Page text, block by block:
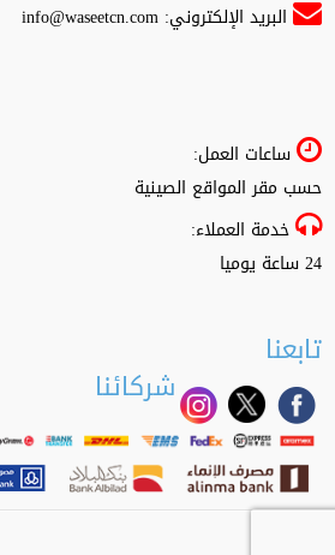
البريد الإلكتروني:info@waseetcn.com
ساعات العمل:
حسب مقر المواقع الصينية
خدمة العملاء:
24 ساعة يوميا
تابعنا
شركائنا